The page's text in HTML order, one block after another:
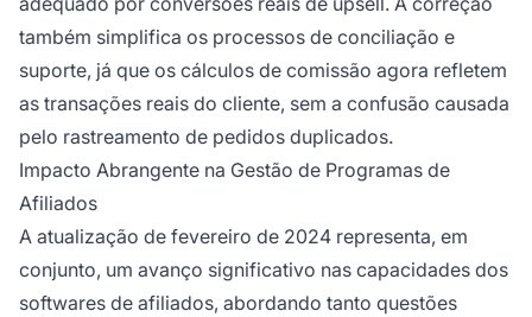
também simplifica os processos de conciliação e
suporte, já que os cálculos de comissão agora refletem
as transações reais do cliente, sem a confusão causada
pelo rastreamento de pedidos duplicados.
Impacto Abrangente na Gestão de Programas de
Afiliados
A atualização de fevereiro de 2024 representa, em
conjunto, um avanço significativo nas capacidades dos
softwares de afiliados, abordando tanto questões